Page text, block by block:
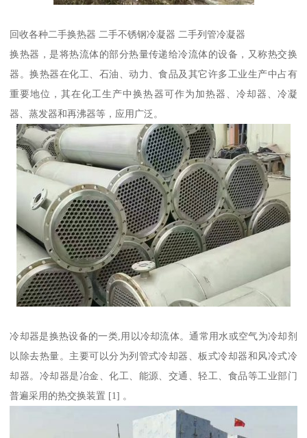
回收各种二手换热器 二手不锈钢冷凝器 二手列管冷凝器
换热器，是将热流体的部分热量传递给冷流体的设备，又称热交换
器。换热器在化工、石油、动力、食品及其它许多工业生产中占有
重要地位，其在化工生产中换热器可作为加热器、冷却器、冷凝
器、蒸发器和再沸器等，应用广泛。
冷却器是换热设备的一类,用以冷却流体。通常用水或空气为冷却剂
以除去热量。主要可以分为列管式冷却器、板式冷却器和风冷式冷
却器。冷却器是冶金、化工、能源、交通、轻工、食品等工业部门
普遍采用的热交换装置 [1] 。